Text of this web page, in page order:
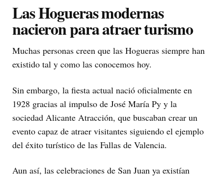
Las Hogueras modernas
nacieron para atraer turismo
Muchas personas creen que las Hogueras siempre han
existido tal y como las conocemos hoy.
Sin embargo, la fiesta actual nació oficialmente en
1928 gracias al impulso de José María Py y la
sociedad Alicante Atracción, que buscaban crear un
evento capaz de atraer visitantes siguiendo el ejemplo
del éxito turístico de las Fallas de Valencia.
Aun así, las celebraciones de San Juan ya existían